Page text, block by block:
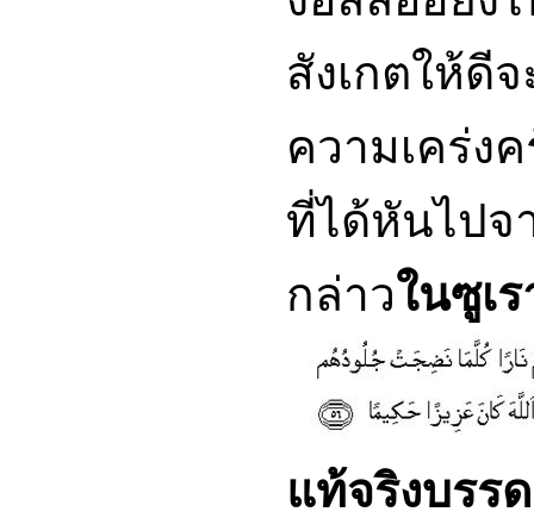
สังเกตให้ดี
ความเคร่ง
ที่ได้หันไปจ
กล่าวในซูเ
แท้จริงบรร